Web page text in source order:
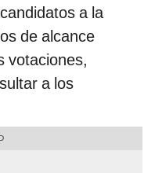
a la
de alcance
votaciones,
a los